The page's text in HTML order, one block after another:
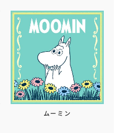
ムーミン